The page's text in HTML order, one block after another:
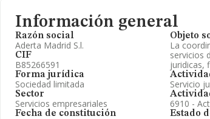
Información general
Razón social
Aderta Madrid S.l.
CIF
B85266591
Forma jurídica
Sociedad limitada
Sector
Servicios empresariales
Fecha de constitución
Objeto
La
servicios
juridicas,
Servicio
6910 -
Estado